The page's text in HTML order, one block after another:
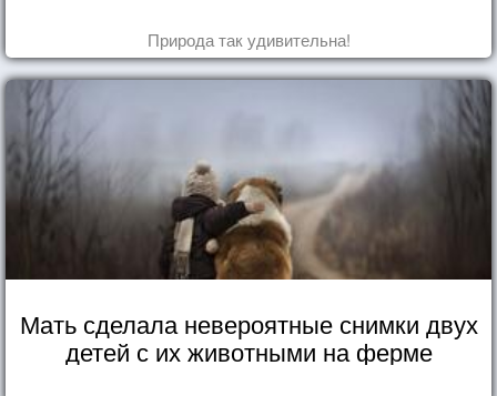
Природа так удивительна!
Мать сделала невероятные снимки двух
детей с их животными на ферме